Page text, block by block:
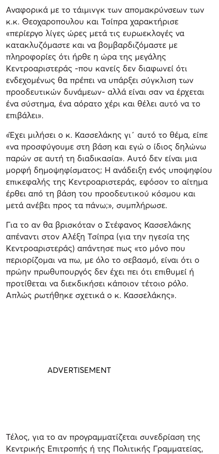
Αναφορικά με το τάιμινγκ των απομακρύνσεων των
κ.κ. Θεοχαροπουλου και Τσίπρα χαρακτήρισε
«περίεργο λίγες ώρες μετά τις ευρωεκλογές να
κατακλυζόμαστε και να βομβαρδιζόμαστε με
πληροφορίες ότι ήρθε η ώρα της μεγάλης
Κεντροαριστεράς -που κανείς δεν διαφωνεί ότι
ενδεχομένως θα πρέπει να υπάρξει σύγκλιση των
προοδευτικών δυνάμεων- αλλά είναι σαν να έρχεται
ένα σύστημα, ένα αόρατο χέρι και θέλει αυτό να το
επιβάλει».
«Έχει μιλήσει ο κ. Κασσελάκης γι΄ αυτό το θέμα, είπε
«να προσφύγουμε στη βάση και εγώ ο ίδιος δηλώνω
παρών σε αυτή τη διαδικασία». Αυτό δεν είναι μια
μορφή δημοψηφίσματος; Η ανάδειξη ενός υποψηφίου
επικεφαλής της Κεντροαριστεράς, εφόσον το αίτημα
έρθει από τη βάση του προοδευτικού κόσμου και
μετά ανέβει προς τα πάνω;», συμπλήρωσε.
Για το αν θα βρισκόταν ο Στέφανος Κασσελάκης
απέναντι στον Αλέξη Τσίπρα (για την ηγεσία της
Κεντροαριστεράς) απάντησε πως «το μόνο που
περιορίζομαι να πω, με όλο το σεβασμό, είναι ότι ο
πρώην πρωθυπουργός δεν έχει πει ότι επιθυμεί ή
προτίθεται να διεκδικήσει κάποιον τέτοιο ρόλο.
Απλώς ρωτήθηκε σχετικά ο κ. Κασσελάκης».
Τέλος, για το αν προγραμματίζεται συνεδρίαση της
Κεντρικής Επιτροπής ή της Πολιτικής Γραμματείας,